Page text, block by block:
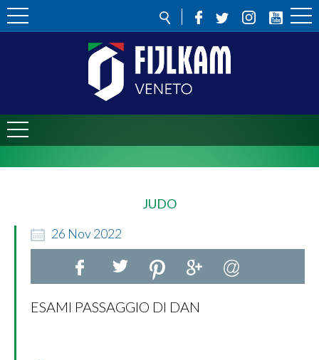
JUDO
26 Nov2022
ESAMI PASSAGGIO DI DAN